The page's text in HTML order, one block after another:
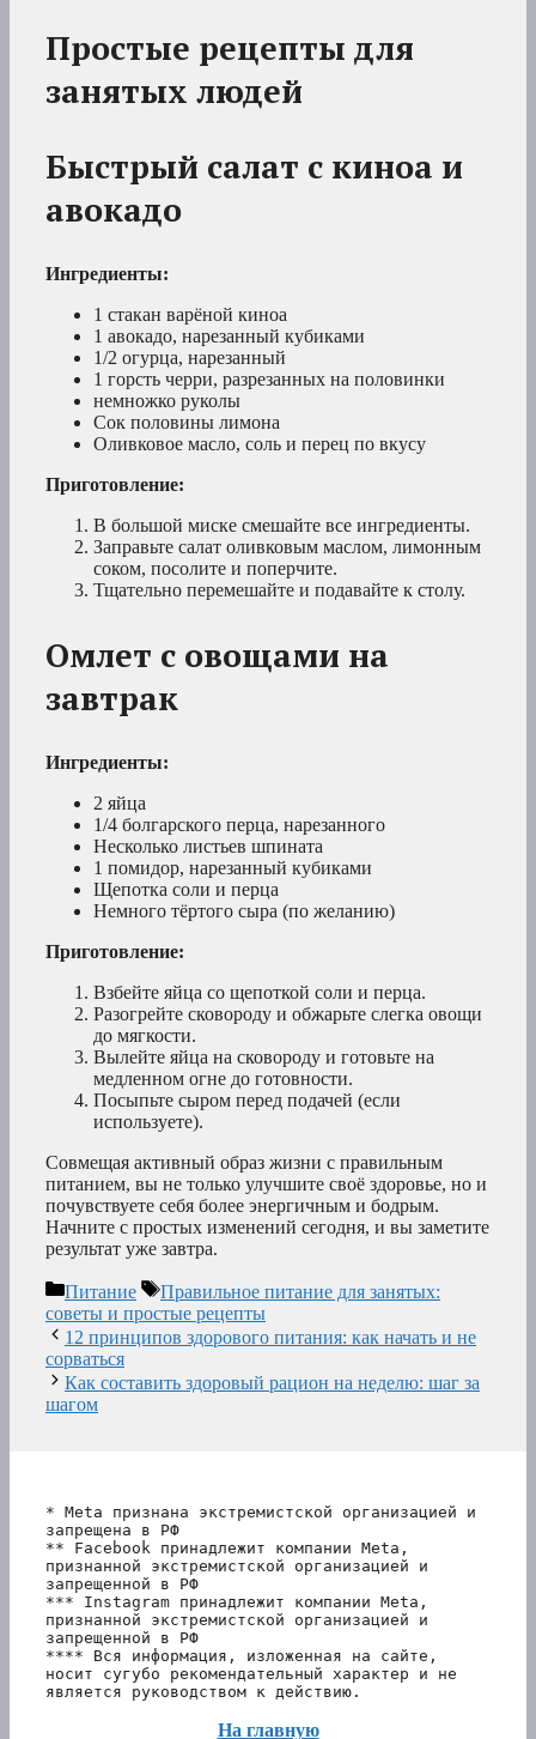
Простые рецепты для
занятых людей
Быстрый салат с киноа и
авокадо
Ингредиенты:
1 стакан варёной киноа
1 авокадо, нарезанный кубиками
1/2 огурца, нарезанный
1 горсть черри, разрезанных на половинки
немножко руколы
Сок половины лимона
Оливковое масло, соль и перец по вкусу
Приготовление:
В большой миске смешайте все ингредиенты.
Заправьте салат оливковым маслом, лимонным
соком, посолите и поперчите.
Тщательно перемешайте и подавайте к столу.
Омлет с овощами на
завтрак
Ингредиенты:
2 яйца
1/4 болгарского перца, нарезанного
Несколько листьев шпината
1 помидор, нарезанный кубиками
Щепотка соли и перца
Немного тёртого сыра (по желанию)
Приготовление:
Взбейте яйца со щепоткой соли и перца.
Разогрейте сковороду и обжарьте слегка овощи
до мягкости.
Вылейте яйца на сковороду и готовьте на
медленном огне до готовности.
Посыпьте сыром перед подачей (если
используете).
Совмещая активный образ жизни с правильным
питанием, вы не только улучшите своё здоровье, но и
почувствуете себя более энергичным и бодрым.
Начните с простых изменений сегодня, и вы заметите
результат уже завтра.
Рубрики
Питание Метки
Правильное питание для занятых:
советы и простые рецепты
12 принципов здорового питания: как начать и не
сорваться
Как составить здоровый рацион на неделю: шаг за
шагом
* Meta признана экстремистской организацией и
запрещена в РФ
** Facebook принадлежит компании Meta,
признанной экстремистской организацией и
запрещенной в РФ
*** Instagram принадлежит компании Meta,
признанной экстремистской организацией и
запрещенной в РФ
**** Вся информация, изложенная на сайте,
носит сугубо рекомендательный характер и не
является руководством к действию.
На главную